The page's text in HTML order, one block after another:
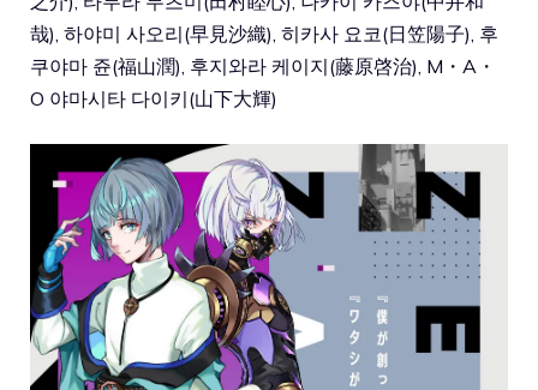
哉), 하야미 사오리(早見沙織), 히카사 요코(日笠陽子), 후
쿠야마 쥰(福山潤), 후지와라 케이지(藤原啓治), M・A・
O 야마시타 다이키(山下大輝)